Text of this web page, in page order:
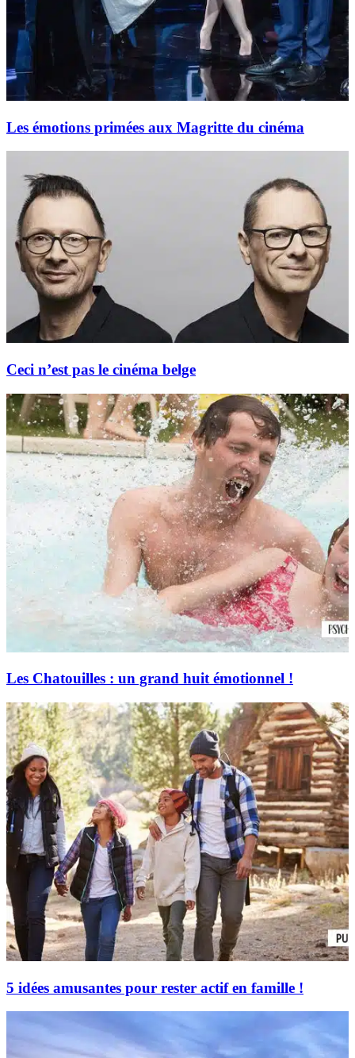
Les émotions primées aux Magritte du cinéma
Ceci n’est pas le cinéma belge
Les Chatouilles : un grand huit émotionnel !
5 idées amusantes pour rester actif en famille !